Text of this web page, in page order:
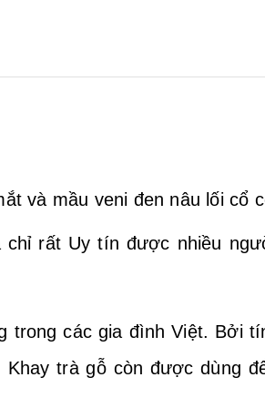
và mầu veni đen nâu lối cổ
chỉ rất Uy tín được nhiều
trong các gia đình Việt. Bởi
trà gỗ còn được dùng